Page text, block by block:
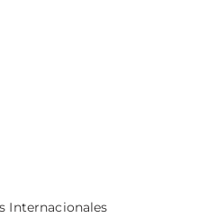
Internacionales